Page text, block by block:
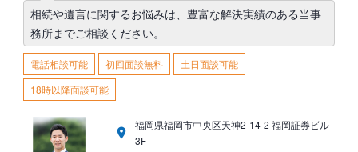
相続や遺言に関するお悩みは、豊富な解決実績のある当事
務所までご相談ください。
電話相談可能 初回面談無料
土日面談可能
18時以降面談可能
福岡県福岡市中央区天神2-14-2 福岡証券ビル
3F